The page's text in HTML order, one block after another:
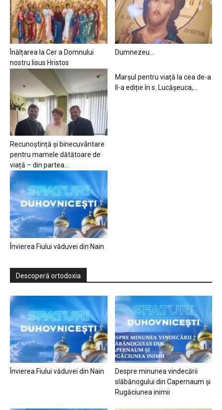
Înălțarea la Cer a Domnului
nostru Iisus Hristos
Dumnezeu…
Recunoștință și binecuvântare
pentru mamele dătătoare de
viață – din partea...
Marșul pentru viață la cea de-a
II-a ediție în s. Lucășeuca,...
Învierea Fiului văduvei din Nain
Descoperă ortodoxia
Învierea Fiului văduvei din Nain
Despre minunea vindecării
slăbănogului din Capernaum și
Rugăciunea inimii